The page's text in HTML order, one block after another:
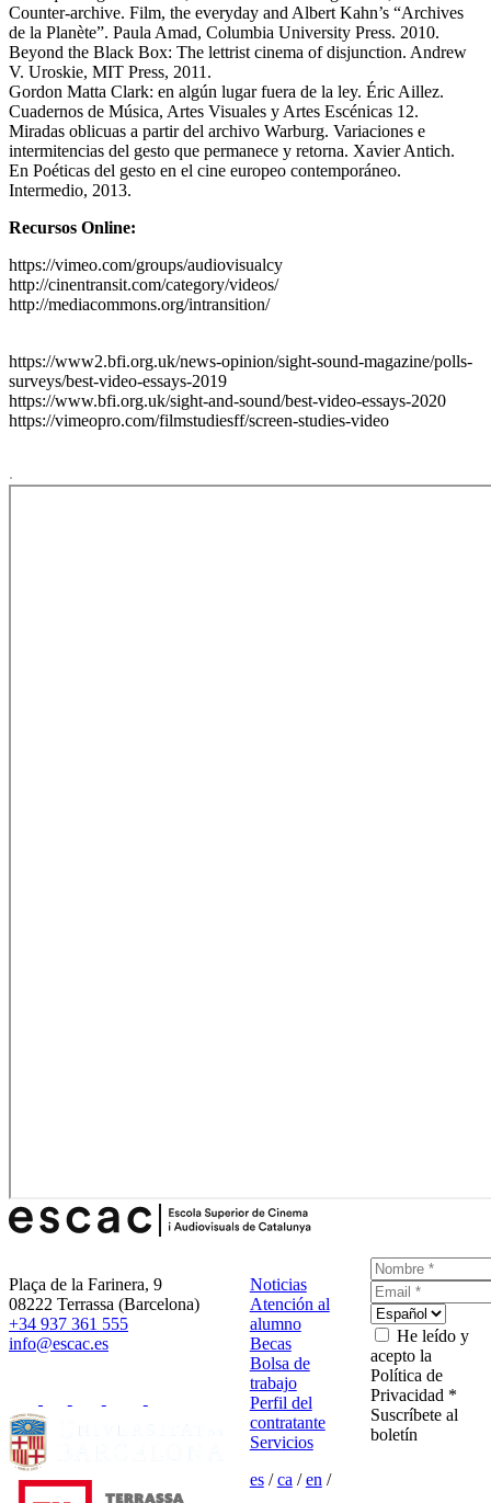
Counter-archive. Film, the everyday and Albert Kahn’s “Archives
de la Planète”. Paula Amad, Columbia University Press. 2010.
Beyond the Black Box: The lettrist cinema of disjunction. Andrew
V. Uroskie, MIT Press, 2011.
Gordon Matta Clark: en algún lugar fuera de la ley. Éric Aillez.
Cuadernos de Música, Artes Visuales y Artes Escénicas 12.
Miradas oblicuas a partir del archivo Warburg. Variaciones e
intermitencias del gesto que permanece y retorna. Xavier Antich.
En Poéticas del gesto en el cine europeo contemporáneo.
Intermedio, 2013.
Recursos Online:
https://vimeo.com/groups/audiovisualcy
http://cinentransit.com/category/videos/
http://mediacommons.org/intransition/
https://www2.bfi.org.uk/news-opinion/sight-sound-magazine/polls-
surveys/best-video-essays-2019
https://www.bfi.org.uk/sight-and-sound/best-video-essays-2020
https://vimeopro.com/filmstudiesff/screen-studies-video
Plaça de la Farinera, 9
08222 Terrassa (Barcelona)
+34 937 361 555
info@escac.es
Noticias
Atención al
alumno
Becas
Bolsa de
trabajo
Perfil del
contratante
Servicios
es/ca /en /
He leído y
acepto la
Política de
Privacidad *
Suscríbete al
boletín